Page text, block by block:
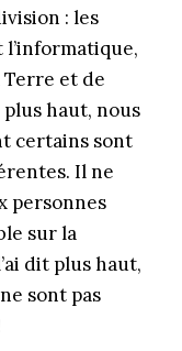
: les
Terre et de
plus haut, nous
certains sont
Il ne
personnes
sur la
dit plus haut,
sont pas